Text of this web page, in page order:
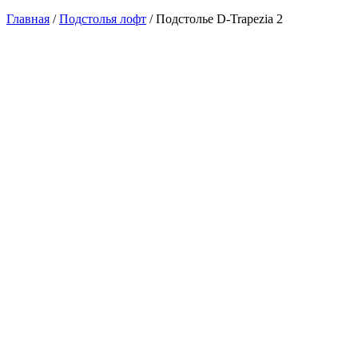
Главная /Подстолья лофт / Подстолье D-Trapezia 2